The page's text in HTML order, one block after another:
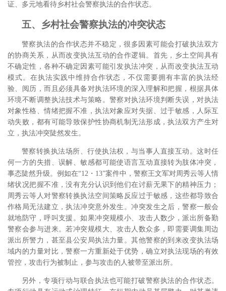
证、多元地看待乡村社会警察执法的合作状态。
五、乡村社会警察执法的冲突状态
警察执法的合作状态并不稳定，很多因素可能会打破执法双方
的协商关系，从而改变执法互动的合作逻辑。首先，乡土空间具有
不确定性，各种不确定因素可能引发执法冲突，从而改变执法互动
模式。在执法实践中维持合作状态，不仅需要拥有丰富的执法经
验、阅历，而且必须具备对执法环境的深入理解和把握，根据具体
环境不断调整执法技术与策略。警察对执法环境判断失误，对执法
对象性格、情绪把握不准，执法对象应对失据、过于敏感，人际互
动失败，都有可能导致保护性协商机制无法形成，执法双方产生对
立，执法冲突陡然发生。
警察转换执法场所、行使执法权，与当事人直接互动。这时任
何一方的失措、误解、敏感都可能使语言互动直接转为肢体冲突，
事态陡然升级。例如在“12・13”案件中，警察王文军对周秀云等人情
绪状况把握不准，没有充分认识到他们在讨薪无果下的精神压力；
周秀云等人对警察转换执法空间策略反应过于敏感，这些都导致合
作格局无法建立，执法冲突意外发生。冲突发生之后，警察一般会
就地防守，呼叫支援。如果冲突规模小、攻击人数少，派出所备勤
警察会参与进来。若冲突规模大、攻击人数众多，即需要调集周边
派出所警力，甚至县公安局执法力量。其他警察的到来改变执法场
域内的力量对比，警察一方重新处于优势，确立对执法现场的有效
管控，攻击行为被制止，参与攻击的人被带至派出所。
另外，专项行动与联合执法也可能打破警察执法的合作状态。